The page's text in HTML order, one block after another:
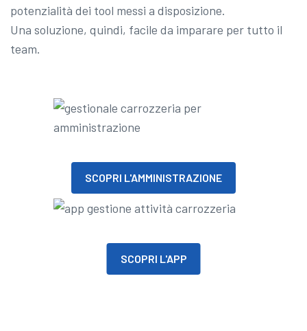
potenzialità dei tool messi a disposizione.
Una soluzione, quindi, facile da imparare per tutto il
team.
SCOPRI L'AMMINISTRAZIONE
SCOPRI L'APP